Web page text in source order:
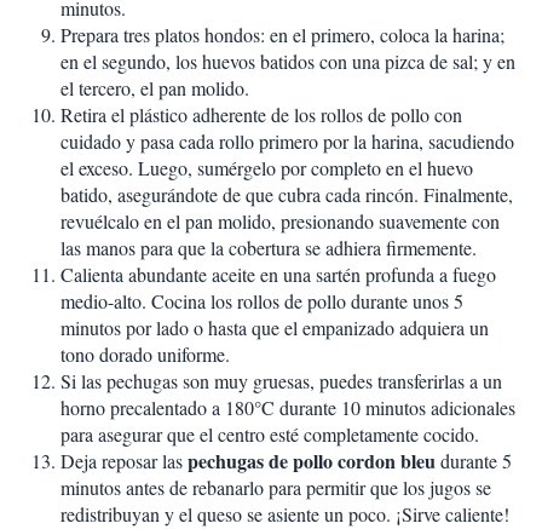
minutos.
Prepara tres platos hondos: en el primero, coloca la harina;
en el segundo, los huevos batidos con una pizca de sal; y en
el tercero, el pan molido.
Retira el plástico adherente de los rollos de pollo con
cuidado y pasa cada rollo primero por la harina, sacudiendo
el exceso. Luego, sumérgelo por completo en el huevo
batido, asegurándote de que cubra cada rincón. Finalmente,
revuélcalo en el pan molido, presionando suavemente con
las manos para que la cobertura se adhiera firmemente.
Calienta abundante aceite en una sartén profunda a fuego
medio-alto. Cocina los rollos de pollo durante unos 5
minutos por lado o hasta que el empanizado adquiera un
tono dorado uniforme.
Si las pechugas son muy gruesas, puedes transferirlas a un
horno precalentado a 180°C durante 10 minutos adicionales
para asegurar que el centro esté completamente cocido.
Deja reposar laspechugas de pollo cordon bleudurante 5
minutos antes de rebanarlo para permitir que los jugos se
redistribuyan y el queso se asiente un poco. ¡Sirve caliente!